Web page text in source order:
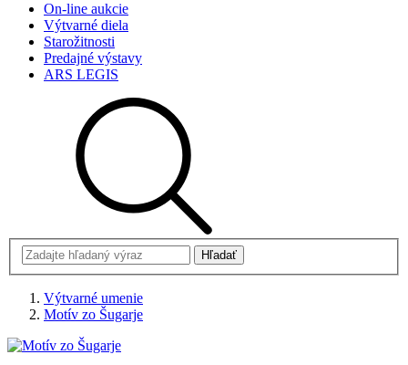
On-line aukcie
Výtvarné diela
Starožitnosti
Predajné výstavy
ARS LEGIS
Výtvarné umenie
Motív zo Šugarje